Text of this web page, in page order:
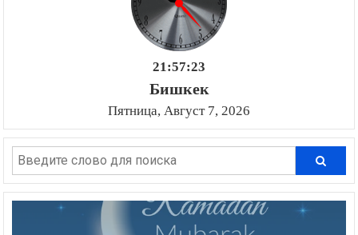
21:57:24
Бишкек
Пятница, Август 7, 2026